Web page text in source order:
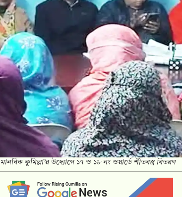
মানবিক কুমিল্লা’র উদ্যোগে ১৭ ও ১৮ নং ওয়ার্ডে শীতবস্ত্র বিতরণ